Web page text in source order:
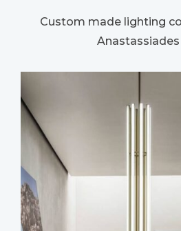
Custom made lighting
Anastassiades